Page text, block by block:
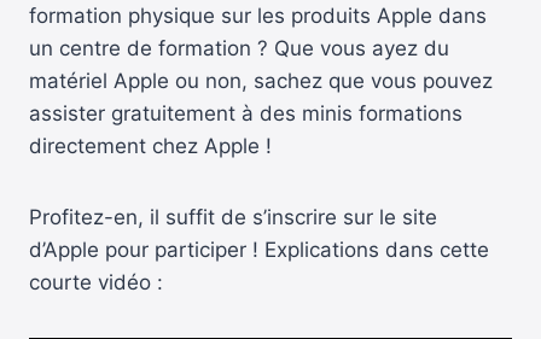
formation physique sur les produits Apple dans
un centre de formation ? Que vous ayez du
matériel Apple ou non, sachez que vous pouvez
assister gratuitement à des minis formations
directement chez Apple !
Profitez-en, il suffit de s’inscrire sur le site
d’Apple pour participer ! Explications dans cette
courte vidéo :